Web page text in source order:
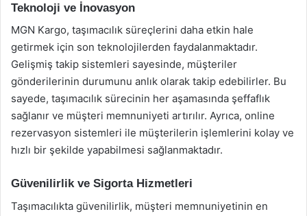
Teknoloji ve İnovasyon
MGN Kargo, taşımacılık süreçlerini daha etkin hale
getirmek için son teknolojilerden faydalanmaktadır.
Gelişmiş takip sistemleri sayesinde, müşteriler
gönderilerinin durumunu anlık olarak takip edebilirler. Bu
sayede, taşımacılık sürecinin her aşamasında şeffaflık
sağlanır ve müşteri memnuniyeti artırılır. Ayrıca, online
rezervasyon sistemleri ile müşterilerin işlemlerini kolay ve
hızlı bir şekilde yapabilmesi sağlanmaktadır.
Güvenilirlik ve Sigorta Hizmetleri
Taşımacılıkta güvenilirlik, müşteri memnuniyetinin en